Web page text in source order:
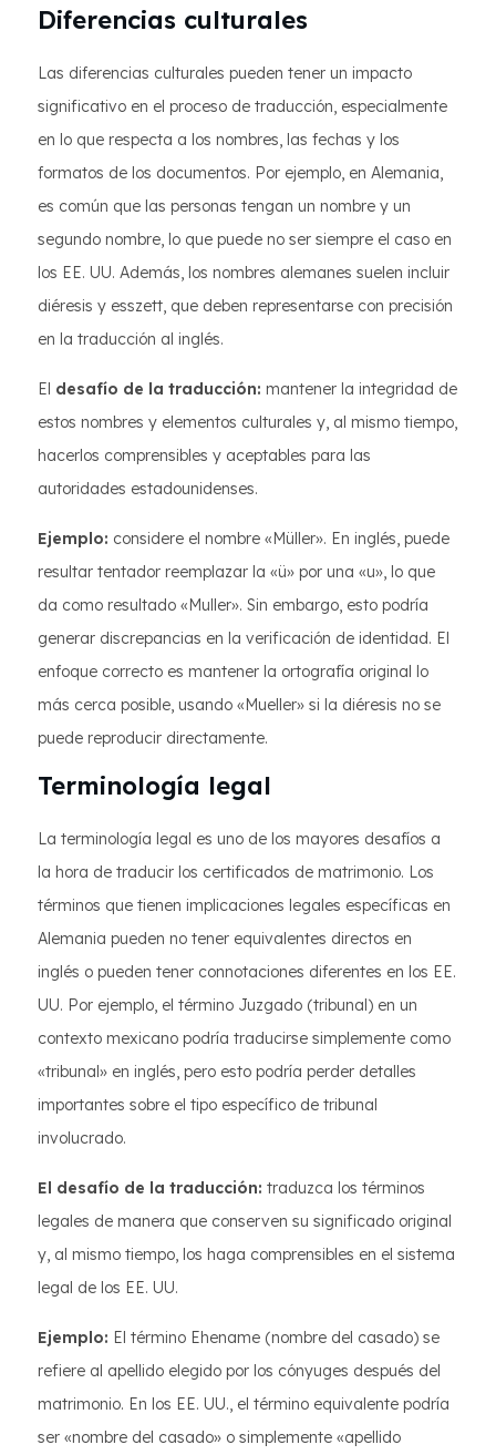
Diferencias culturales
Las diferencias culturales pueden tener un impacto
significativo en el proceso de traducción, especialmente
en lo que respecta a los nombres, las fechas y los
formatos de los documentos. Por ejemplo, en Alemania,
es común que las personas tengan un nombre y un
segundo nombre, lo que puede no ser siempre el caso en
los EE. UU. Además, los nombres alemanes suelen incluir
diéresis y esszett, que deben representarse con precisión
en la traducción al inglés.
El desafío de la traducción: mantener la integridad de
estos nombres y elementos culturales y, al mismo tiempo,
hacerlos comprensibles y aceptables para las
autoridades estadounidenses.
Ejemplo: considere el nombre «Müller». En inglés, puede
resultar tentador reemplazar la «ü» por una «u», lo que
da como resultado «Muller». Sin embargo, esto podría
generar discrepancias en la verificación de identidad. El
enfoque correcto es mantener la ortografía original lo
más cerca posible, usando «Mueller» si la diéresis no se
puede reproducir directamente.
Terminología legal
La terminología legal es uno de los mayores desafíos a
la hora de traducir los certificados de matrimonio. Los
términos que tienen implicaciones legales específicas en
Alemania pueden no tener equivalentes directos en
inglés o pueden tener connotaciones diferentes en los EE.
UU. Por ejemplo, el término Juzgado (tribunal) en un
contexto mexicano podría traducirse simplemente como
«tribunal» en inglés, pero esto podría perder detalles
importantes sobre el tipo específico de tribunal
involucrado.
El desafío de la traducción: traduzca los términos
legales de manera que conserven su significado original
y, al mismo tiempo, los haga comprensibles en el sistema
legal de los EE. UU.
Ejemplo: El término Ehename (nombre del casado) se
refiere al apellido elegido por los cónyuges después del
matrimonio. En los EE. UU., el término equivalente podría
ser «nombre del casado» o simplemente «apellido